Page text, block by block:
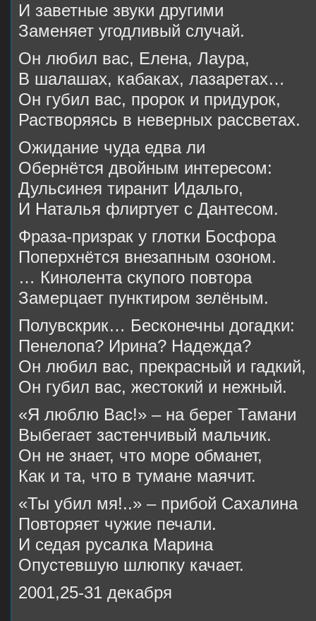
И заветные звуки другими
Заменяет угодливый случай.
Он любил вас, Елена, Лаура,
В шалашах, кабаках, лазаретах…
Он губил вас, пророк и придурок,
Растворяясь в неверных рассветах.
Ожидание чуда едва ли
Обернётся двойным интересом:
Дульсинея тиранит Идальго,
И Наталья флиртует с Дантесом.
Фраза-призрак у глотки Босфора
Поперхнётся внезапным озоном.
… Кинолента скупого повтора
Замерцает пунктиром зелёным.
Полувскрик… Бесконечны догадки:
Пенелопа? Ирина? Надежда?
Он любил вас, прекрасный и гадкий,
Он губил вас, жестокий и нежный.
«Я люблю Вас!» – на берег Тамани
Выбегает застенчивый мальчик.
Он не знает, что море обманет,
Как и та, что в тумане маячит.
«Ты убил мя!..» – прибой Сахалина
Повторяет чужие печали.
И седая русалка Марина
Опустевшую шлюпку качает.
2001,25-31 декабря